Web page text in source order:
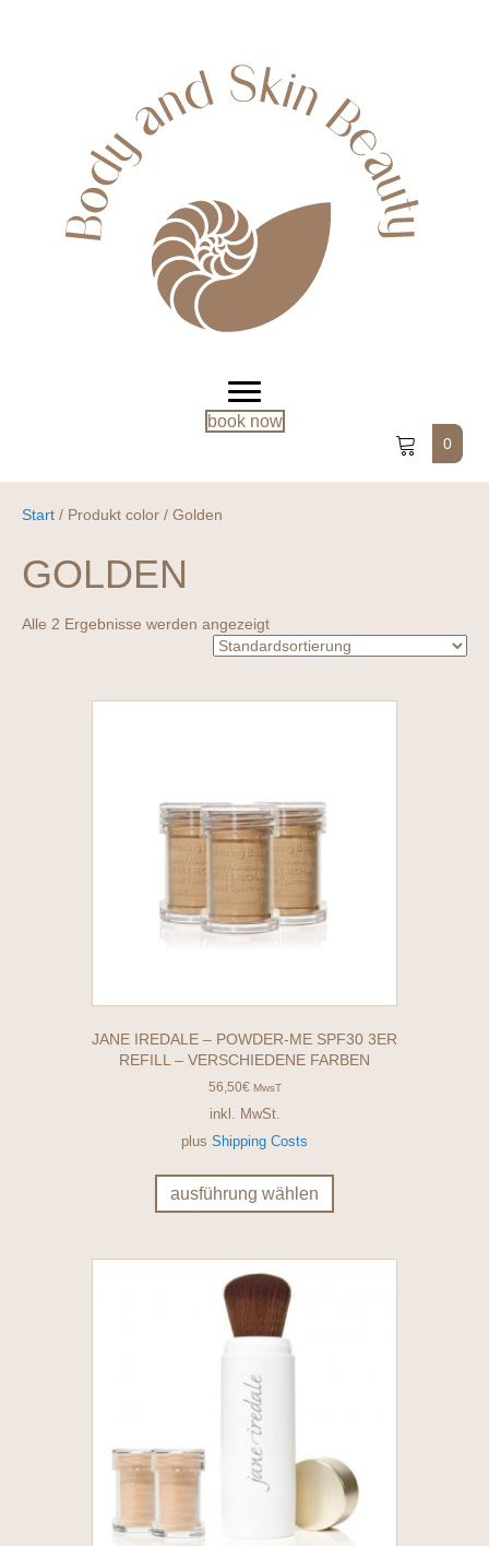
book now
0
Start / Produkt color / Golden
GOLDEN
Alle 2 Ergebnisse werden angezeigt
JANE IREDALE – POWDER-ME SPF30 3ER
REFILL – VERSCHIEDENE FARBEN
56,50€ MwsT
inkl. MwSt.
plus Shipping Costs
ausführung wählen
weist
Varianten